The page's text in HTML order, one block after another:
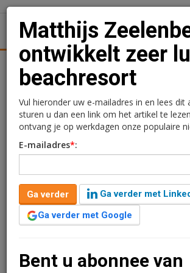
Nieuws Uitgelicht
Matthijs
ontwikkelt zeer
beachresort
24 juli 2013 om 11:47 1 minuut leestijd
Architect en en projectontwikkelaar Matthijs
Zuid-Holland een superdeluxe beachresort
Matthijs
ontwikkelt zeer
beachresort
Vul hieronder uw e-mailadres in en lees dit
sturen u dan een link om het artikel te
ontvang je op werkdagen onze populaire
E-mailadres*:
Ga verder
Ga verder met
Ga verder met Google
Bent u abonnee van